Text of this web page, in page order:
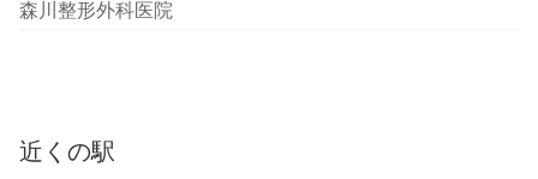
森川整形外科医院
近くの駅